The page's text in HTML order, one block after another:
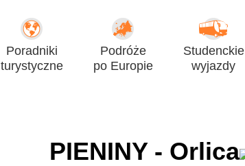
Poradniki
turystyczne
Podróże
po Europie
Studenckie
wyjazdy
PIENINY - Orlica